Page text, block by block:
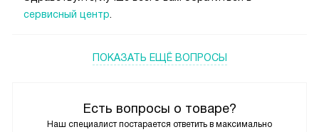
Есть вопросы о товаре?
Наш специалист постарается ответить в максимально
сервисный центр
ПОКАЗАТЬ ЕЩЁ ВОПРОСЫ